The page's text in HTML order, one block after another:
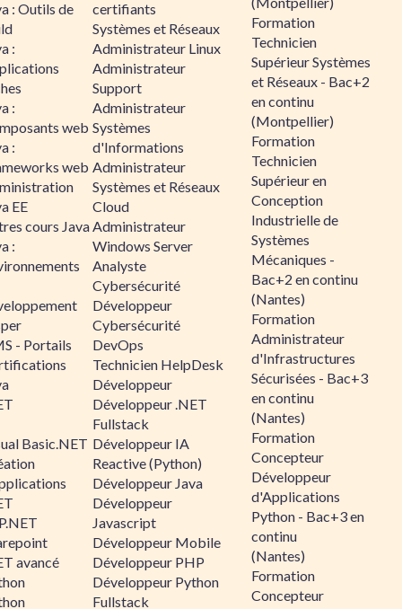
: Outils de
:
:
web
:
web
EE
cours Java
:
- Portails
Basic.NET
avancé
certifiants
Systèmes et Réseaux
Administrateur Linux
Administrateur
Support
Administrateur
Systèmes
d'Informations
Administrateur
Systèmes et Réseaux
Cloud
Administrateur
Windows Server
Analyste
Cybersécurité
Développeur
Cybersécurité
DevOps
Technicien HelpDesk
Développeur
Développeur .NET
Fullstack
Développeur IA
Reactive (Python)
Développeur Java
Développeur
Javascript
Développeur Mobile
Développeur PHP
Développeur Python
Fullstack
Formation
Technicien
Supérieur Systèmes
et Réseaux - Bac+2
en continu
(Montpellier)
Formation
Technicien
Supérieur en
Conception
Industrielle de
Systèmes
Mécaniques -
Bac+2 en continu
(Nantes)
Formation
Administrateur
d'Infrastructures
Sécurisées - Bac+3
en continu
(Nantes)
Formation
Concepteur
Développeur
d'Applications
Python - Bac+3 en
continu
(Nantes)
Formation
Concepteur